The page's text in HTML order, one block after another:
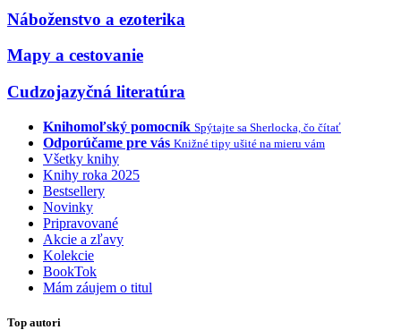
Náboženstvo a ezoterika
Mapy a cestovanie
Cudzojazyčná literatúra
Knihomoľský pomocník Spýtajte sa Sherlocka, čo čítať
Odporúčame pre vás Knižné tipy ušité na mieru vám
Všetky knihy
Knihy roka 2025
Bestsellery
Novinky
Pripravované
Akcie a zľavy
Kolekcie
BookTok
Mám záujem o titul
Top autori